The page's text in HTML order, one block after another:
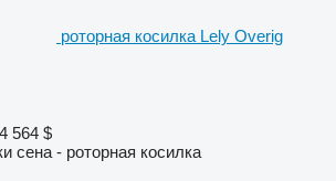
роторная косилка Lely Overig
564 $
сена - роторная косилка